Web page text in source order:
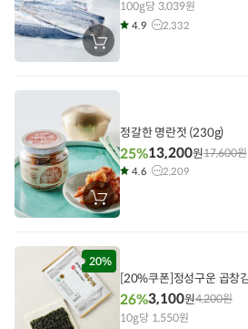
장
바
에
담
기
100g당 3,039원
4.9 2,332
장
바
에
담
기
정갈한 명란젓 (230g)
25%13,200원17,600원
4.6 2,209
20%
26%3,100원4,200원
10g당 1,550원